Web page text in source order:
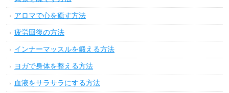
アロマで心を癒す方法
疲労回復の方法
インナーマッスルを鍛える方法
ヨガで身体を整える方法
血液をサラサラにする方法